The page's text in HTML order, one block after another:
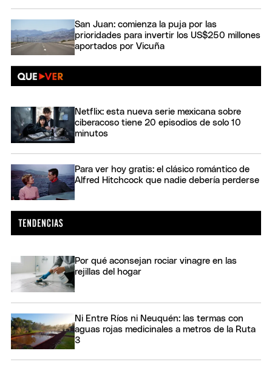
San Juan: comienza la puja por las
prioridades para invertir los US$250 millones
aportados por Vicuña
Netflix: esta nueva serie mexicana sobre
ciberacoso tiene 20 episodios de solo 10
minutos
Para ver hoy gratis: el clásico romántico de
Alfred Hitchcock que nadie debería perderse
Por qué aconsejan rociar vinagre en las
rejillas del hogar
Ni Entre Ríos ni Neuquén: las termas con
aguas rojas medicinales a metros de la Ruta
3